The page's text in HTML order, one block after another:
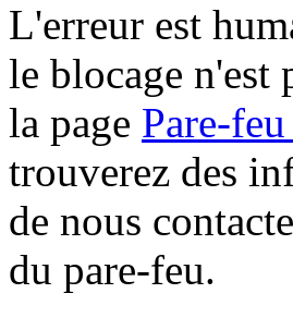
L'erreur est
le blocage n'est
la page Pare-
trouverez des
de nous
du pare-feu.